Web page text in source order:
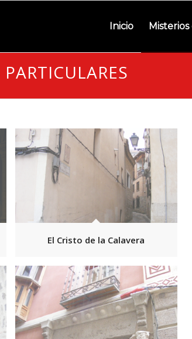
Inicio
PARTICULARES
El Cristo de la Calavera